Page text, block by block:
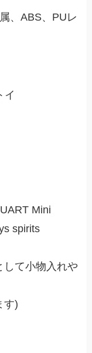
、ABS、PUレ
イ
Mini
spirits
して小物入れや
す)